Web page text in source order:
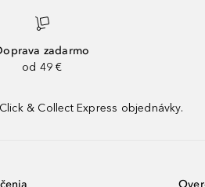
zadarmo
od 49 €
& Collect Express objednávky.